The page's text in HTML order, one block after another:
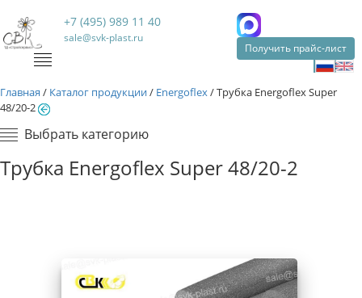
+7 (495) 989 11 40
sale@svk-plast.ru
Получить прайс-лист
Главная / Каталог продукции/ Energoflex/Трубка Energoflex Super
48/20-2
Выбрать категорию
Трубка Energoflex Super 48/20-2